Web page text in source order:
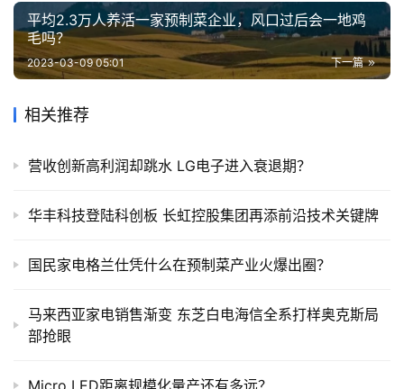
平均2.3万人养活一家预制菜企业，风口过后会一地鸡
毛吗？
下一篇
2023-03-09 05:01
相关推荐
营收创新高利润却跳水 LG电子进入衰退期？
华丰科技登陆科创板 长虹控股集团再添前沿技术关键牌
国民家电格兰仕凭什么在预制菜产业火爆出圈？
马来西亚家电销售渐变 东芝白电海信全系打样奥克斯局
部抢眼